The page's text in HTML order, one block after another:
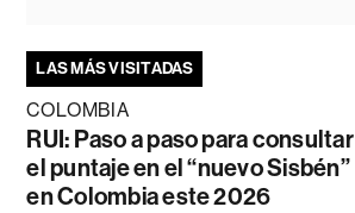
LAS MÁS VISITADAS
COLOMBIA
RUI: Paso a paso para consultar
el puntaje en el “nuevo Sisbén”
en Colombia este 2026